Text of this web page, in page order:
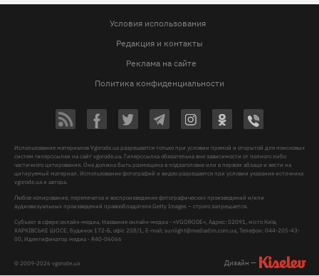
Условия использования
Редакция и контакты
Реклама на сайте
Политика конфиденциальности
© 2009-2026 vgorode.ua
Использование материалов Vgorode.ua разрешается только при условии прямой и открытой для поисковых
систем гиперссылки на сайт vgorode.ua. Гиперссылка обязательна вне зависимости от полного либо
частичного цитирования. Она должна быть размещена в подзаголовке или в первом абзаце и вести на
цитируемый материал. Использование фотографий и видео разрешается при условии указания источника
vgorode.ua и автора.
Любое копирование, перепечатка и воспроизведение фотографических произведений и/или
аудиовизуальных произведений правообладателя Getty Images – строго запрещается.
Субъект в сфере онлайн-медиа, Название онлайн-медиа - «VGORODE», Адрес: 02091, місто Київ,
ХАРКІВСЬКЕ ШОСЕ, будинок 172-Б, офіс 208/1, E-mail:sunlight@mediadim.com.ua , Телефон: 044-205-43-
00, Идентификатор медиа - R40-06066
Дизайн —